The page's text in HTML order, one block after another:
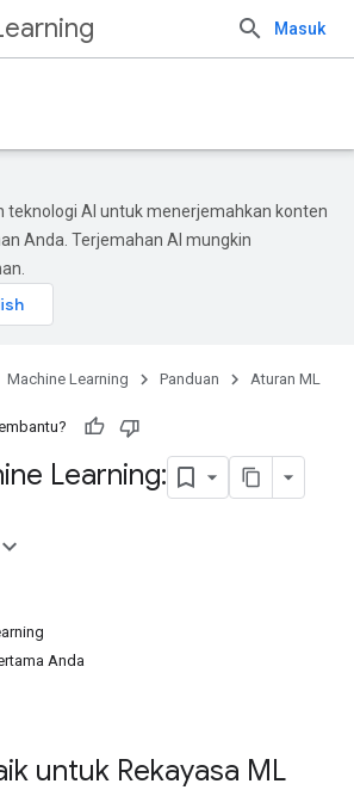
Masuk
teknologi AI untuk menerjemahkan konten
Anda. Terjemahan AI mungkin
Machine Learning Panduan Aturan ML
Learning:
Anda
untuk Rekayasa ML